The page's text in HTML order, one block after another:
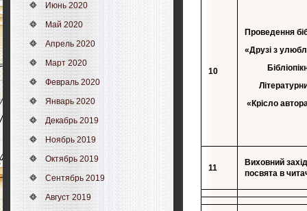
Июнь 2020
Май 2020
Апрель 2020
Март 2020
Февраль 2020
Январь 2020
Декабрь 2019
Ноябрь 2019
Октябрь 2019
Сентябрь 2019
Август 2019
10
Проведення
«Друзі з
«Крісло
11
Виховний
посвята в